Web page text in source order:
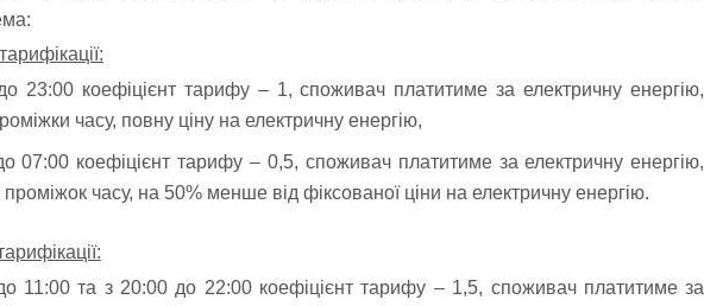
23:00 коефіцієнт тарифу – 1, споживач платитиме за електричну енергію,
часу, повну ціну на електричну енергію,
07:00 коефіцієнт тарифу – 0,5, споживач платитиме за електричну енергію,
часу, на 50% менше від фіксованої ціни на електричну енергію.
11:00 та з 20:00 до 22:00 коефіцієнт тарифу – 1,5, споживач платитиме за